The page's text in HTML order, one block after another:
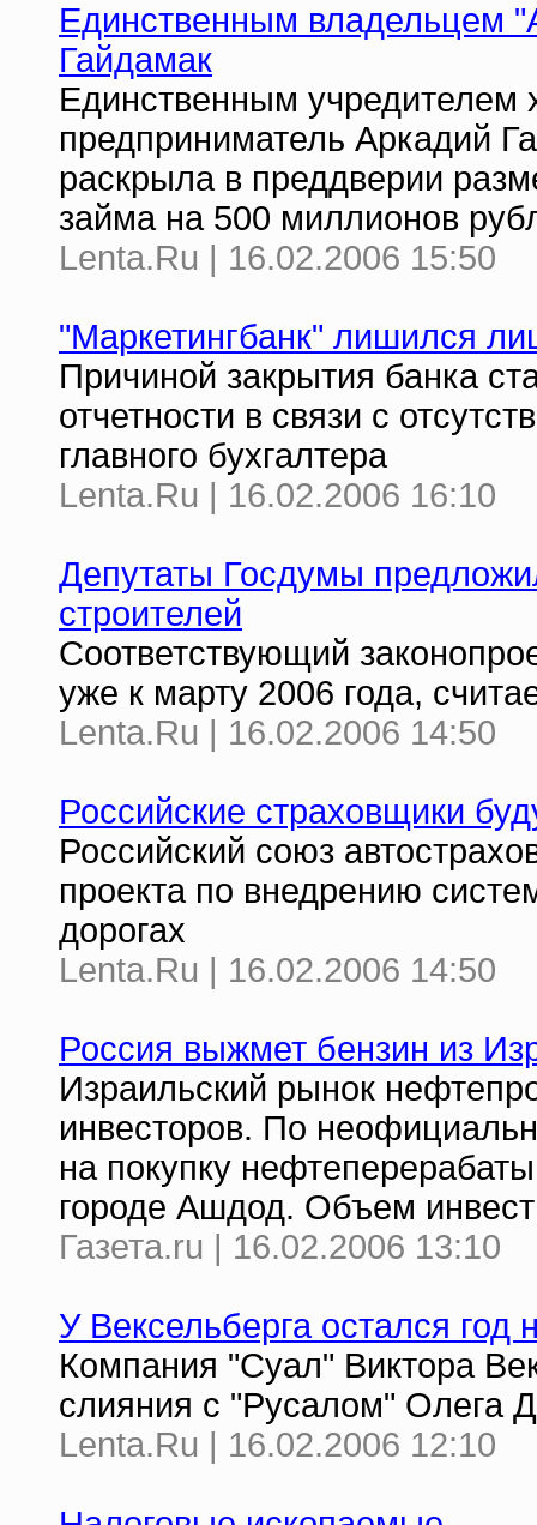
Единственным владельцем
Гайдамак
Единственным учредителем
предприниматель Аркадий
раскрыла в преддверии
займа на 500 миллионов
Lenta.Ru | 16.02.2006 15:50
"Маркетингбанк" лишился
Причиной закрытия банка
отчетности в связи с
главного бухгалтера
Lenta.Ru | 16.02.2006 16:10
Депутаты Госдумы
строителей
Соответствующий
уже к марту 2006 года,
Lenta.Ru | 16.02.2006 14:50
Российские страховщики
Российский союз
проекта по внедрению
дорогах
Lenta.Ru | 16.02.2006 14:50
Россия выжмет бензин из
Израильский рынок
инвесторов. По
на покупку
городе Ашдод. Объем
Газета.ru | 16.02.2006 13:10
У Вексельберга остался год
Компания "Суал" Виктора
слияния с "Русалом" Олега
Lenta.Ru | 16.02.2006 12:10